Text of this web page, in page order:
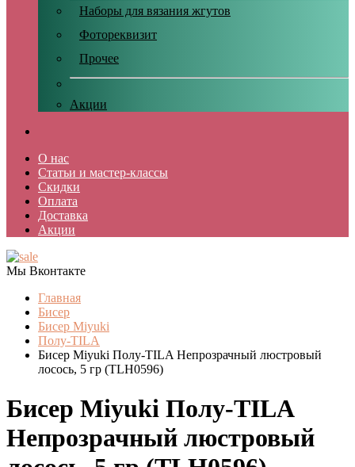
Наборы для вязания жгутов
Фотореквизит
Прочее
Акции
О нас
Статьи и мастер-классы
Скидки
Оплата
Доставка
Акции
Мы Вконтакте
Главная
Бисер
Бисер Miyuki
Полу-TILA
Бисер Miyuki Полу-TILA Непрозрачный люстровый
лосось, 5 гр (TLH0596)
Бисер Miyuki Полу-TILA
Непрозрачный люстровый